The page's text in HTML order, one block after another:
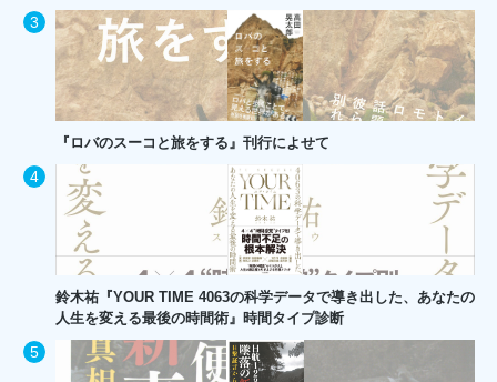
『ロバのスーコと旅をする』刊行によせて
鈴木祐『YOUR TIME 4063の科学データで導き出した、あなたの
人生を変える最後の時間術』時間タイプ診断